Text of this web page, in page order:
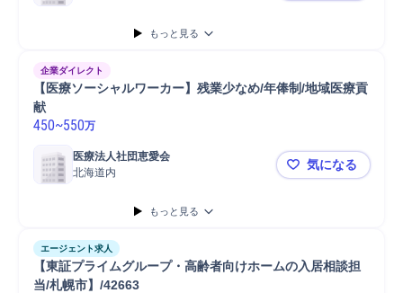
もっと見る
企業ダイレクト
【医療ソーシャルワーカー】残業少なめ/年俸制/地域医療貢
献
450~550万
医療法人社団恵愛会
北海道内
【医療ソー
気になる
もっと見る
エージェント求人
【東証プライムグループ・高齢者向けホームの入居相談担
当/札幌市】/42663